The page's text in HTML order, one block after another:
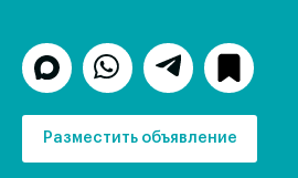
Разместить объявление